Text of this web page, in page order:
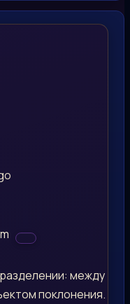
между
поклонения.